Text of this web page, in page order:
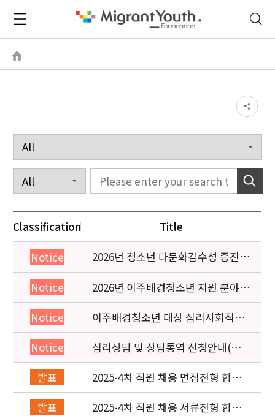
Classification Title
Notice
2026년 청소년 다문화감수성 증진
프로그램 「다가감」신청기관 안내
Notice
2026년 이주배경청소년 지원 분야
종사자 역량강화 교육 일정 안내
Notice
이주배경청소년 대상 심리사회적응
검사 연수동영상 개편 안내
Notice
심리상담 및 상담통역 신청안내(의뢰
서첨부)
발표
2025-4차 직원 채용 면접전형 합격
자 및 적격심사 안내
발표
2025-4차 직원 채용 서류전형 합격